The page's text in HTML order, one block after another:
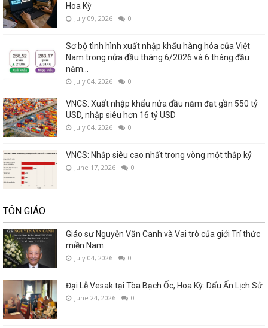
Hoa Kỳ
July 09, 2026 0
Sơ bộ tình hình xuất nhập khẩu hàng hóa của Việt
Nam trong nửa đầu tháng 6/2026 và 6 tháng đầu
năm...
July 04, 2026 0
VNCS: Xuất nhập khẩu nửa đầu năm đạt gần 550 tỷ
USD, nhập siêu hơn 16 tỷ USD
July 04, 2026 0
VNCS: Nhập siêu cao nhất trong vòng một thập kỷ
June 17, 2026 0
TÔN GIÁO
Giáo sư Nguyễn Văn Canh và Vai trò của giới Trí thức
miền Nam
July 04, 2026 0
Đại Lễ Vesak tại Tòa Bạch Ốc, Hoa Kỳ: Dấu Ấn Lịch Sử
June 24, 2026 0